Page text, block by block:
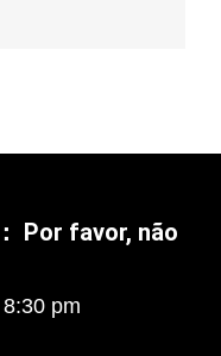
Por favor, não
pm